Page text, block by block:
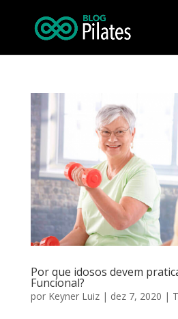
Por que idosos devem
Funcional?
por Keyner Luiz| dez 7, 2020 |